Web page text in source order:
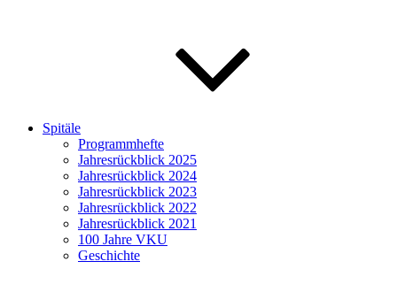
Spitäle
Programmhefte
Jahresrückblick 2025
Jahresrückblick 2024
Jahresrückblick 2023
Jahresrückblick 2022
Jahresrückblick 2021
100 Jahre VKU
Geschichte